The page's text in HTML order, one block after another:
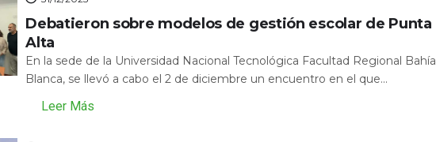
Debatieron sobre modelos de gestión escolar de Punta
Alta
En la sede de la Universidad Nacional Tecnológica Facultad Regional Bahía
Blanca, se llevó a cabo el 2 de diciembre un encuentro en el que...
Leer Más